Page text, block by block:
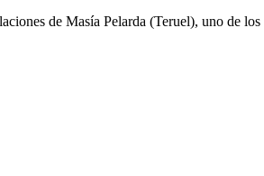
de Masía Pelarda (Teruel), uno de